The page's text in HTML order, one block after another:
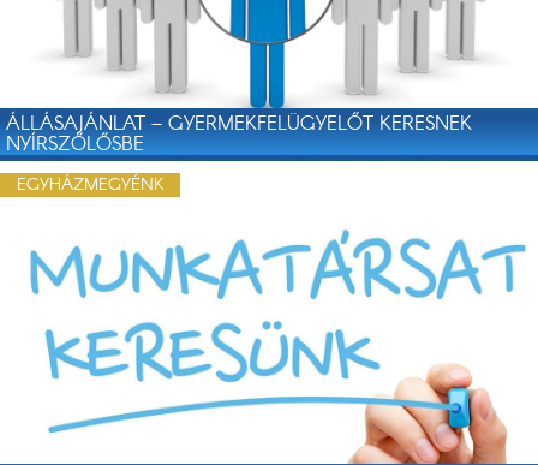
ÁLLÁSAJÁNLAT – GYERMEKFELÜGYELŐT KERESNEK
NYÍRSZŐLŐSBE
EGYHÁZMEGYÉNK